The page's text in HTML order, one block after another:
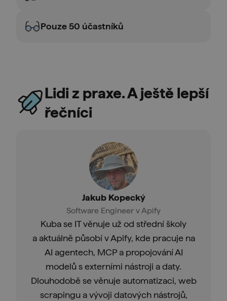
Pouze 50 účastníků
Lidi z praxe. A ještě lepší
řečníci
Jakub Kopecký
Software Engineer v Apify
Kuba se IT věnuje už od střední školy
a aktuálně působí v Apify, kde pracuje na
AI agentech, MCP a propojování AI
modelů s externími nástroji a daty.
Dlouhodobě se věnuje automatizaci, web
scrapingu a vývoji datových nástrojů,